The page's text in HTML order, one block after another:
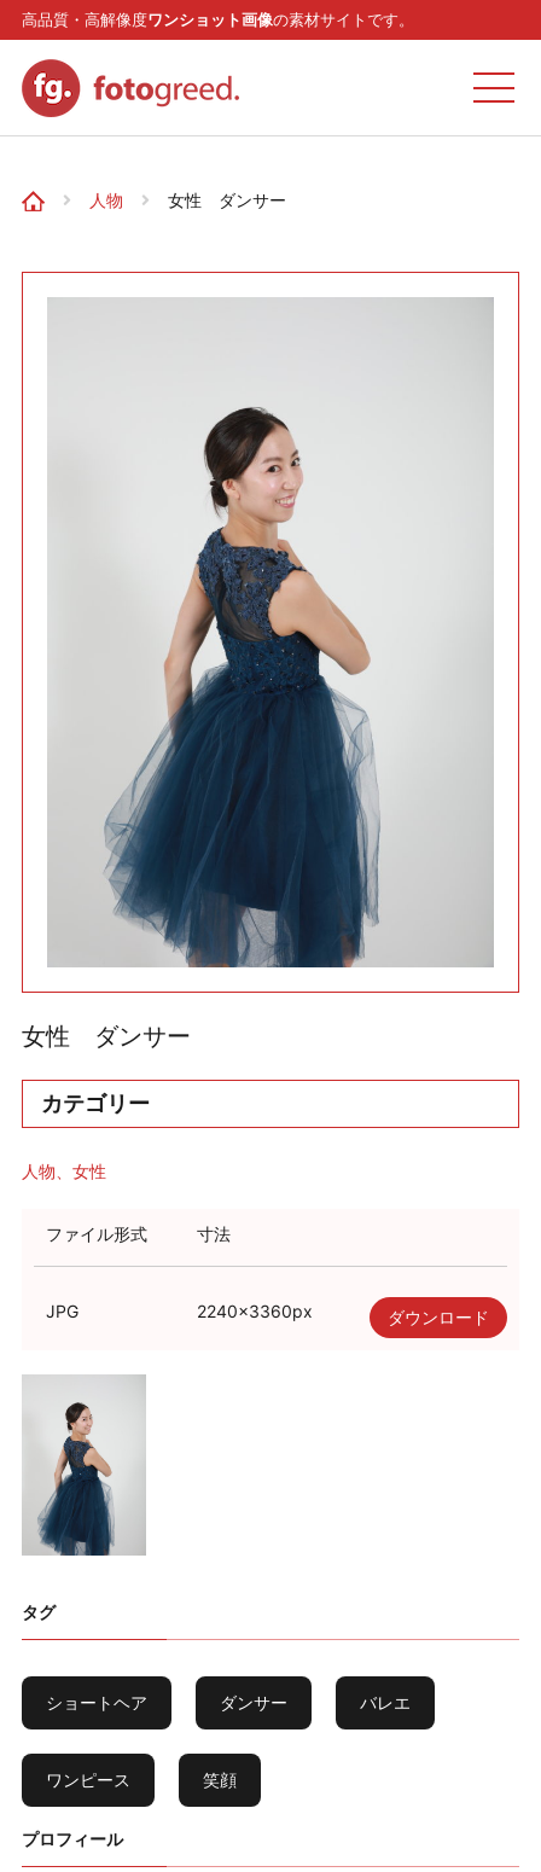
高品質・高解像度ワンショット画像の素材サイトです。
人物 女性 ダンサー
女性 ダンサー
カテゴリー
人物 女性
ファイル形式 寸法
JPG 2240×3360px ダウンロード
タグ
ショートヘア ダンサー バレエ
ワンピース 笑顔
プロフィール